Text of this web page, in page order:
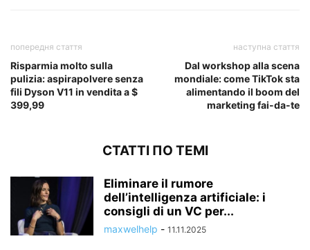
попередня стаття
Risparmia molto sulla
pulizia: aspirapolvere senza
fili Dyson V11 in vendita a $
399,99
наступна стаття
Dal workshop alla scena
mondiale: come TikTok sta
alimentando il boom del
marketing fai-da-te
СТАТТІ ПО ТЕМІ
Eliminare il rumore
dell’intelligenza artificiale: i
consigli di un VC per...
maxwelhelp - 11.11.2025